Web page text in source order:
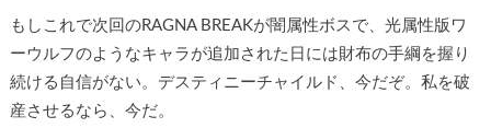
もしこれで次回のRAGNA BREAKが闇属性ボスで、光属性版ワ
ーウルフのようなキャラが追加された日には財布の手綱を握り
続ける自信がない。デスティニーチャイルド、今だぞ。私を破
産させるなら、今だ。